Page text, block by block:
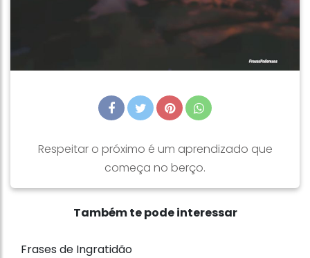
Respeitar o próximo é um aprendizado que
começa no berço.
Também te pode interessar
Frases de Ingratidão